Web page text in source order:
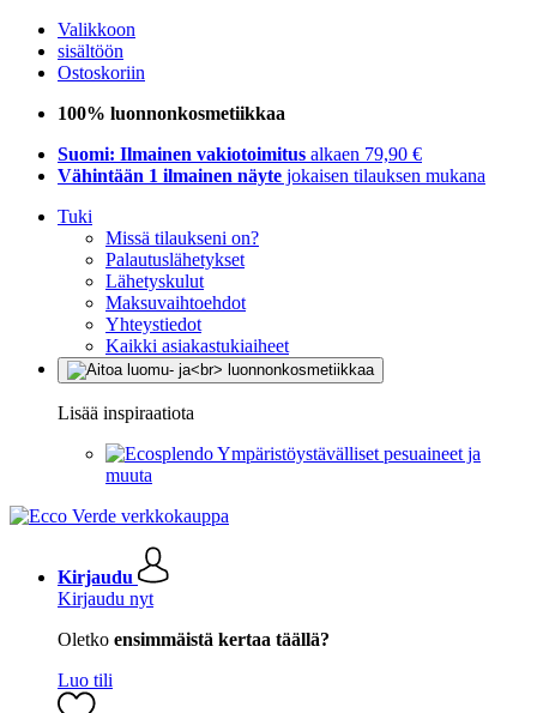
Valikkoon
sisältöön
Ostoskoriin
100% luonnonkosmetiikkaa
Suomi: Ilmainen vakiotoimitus alkaen 79,90 €
Vähintään 1 ilmainen näyte jokaisen tilauksen mukana
Tuki
Missä tilaukseni on?
Palautuslähetykset
Lähetyskulut
Maksuvaihtoehdot
Yhteystiedot
Kaikki asiakastukiaiheet
Lisää inspiraatiota
Ympäristöystävälliset pesuaineet ja
muuta
Kirjaudu
Kirjaudu nyt
Oletko ensimmäistä kertaa täällä?
Luo tili